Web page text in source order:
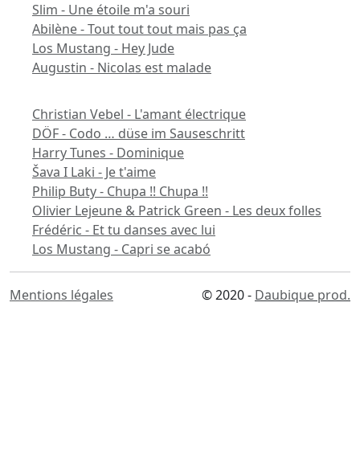
Slim - Une étoile m'a souri
Abilène - Tout tout tout mais pas ça
Los Mustang - Hey Jude
Augustin - Nicolas est malade
Christian Vebel - L'amant électrique
DÖF - Codo … düse im Sauseschritt
Harry Tunes - Dominique
Šava I Laki - Je t'aime
Philip Buty - Chupa !! Chupa !!
Olivier Lejeune & Patrick Green - Les deux folles
Frédéric - Et tu danses avec lui
Los Mustang - Capri se acabó
Mentions légales © 2020 - Daubique prod.